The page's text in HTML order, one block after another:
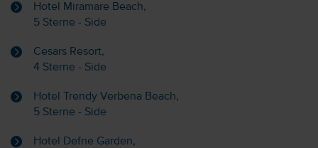
Hotel Miramare Beach,
5 Sterne - Side
Cesars Resort,
4 Sterne - Side
Hotel Trendy Verbena Beach,
5 Sterne - Side
Hotel Defne Garden,